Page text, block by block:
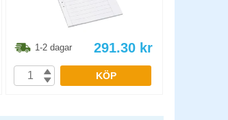
1-2 dagar 291.30 kr
KÖP